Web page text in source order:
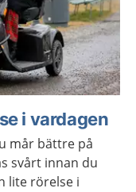
i vardagen
mår bättre på
svårt innan du
lite rörelse i